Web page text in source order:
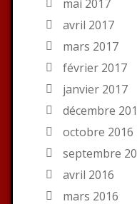
mai 2017
avril 2017
mars 2017
février 2017
janvier 2017
décembre
octobre 2016
septembre
avril 2016
mars 2016